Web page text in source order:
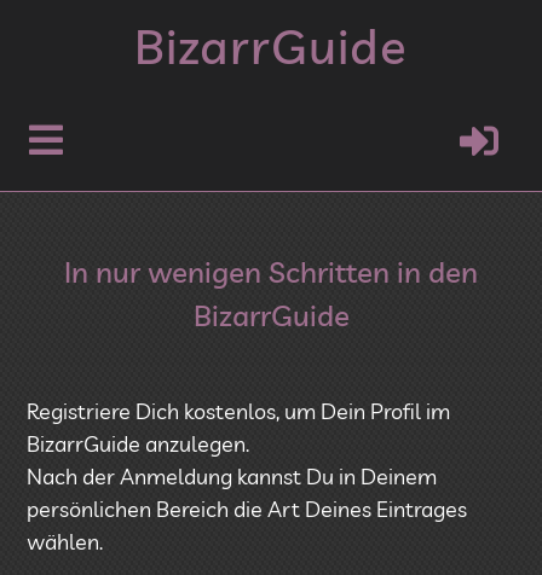
BizarrGuide
In nur wenigen Schritten in den
BizarrGuide
Registriere Dich kostenlos, um Dein Profil im
BizarrGuide anzulegen.
Nach der Anmeldung kannst Du in Deinem
persönlichen Bereich die Art Deines Eintrages
wählen.